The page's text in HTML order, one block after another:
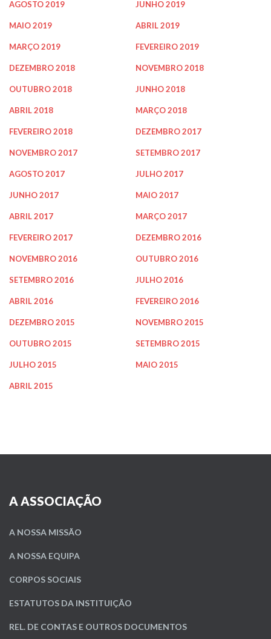
AGOSTO 2019 JUNHO 2019
MAIO 2019 ABRIL 2019
MARÇO 2019 FEVEREIRO 2019
DEZEMBRO 2018 NOVEMBRO 2018
OUTUBRO 2018 JUNHO 2018
ABRIL 2018 MARÇO 2018
FEVEREIRO 2018 DEZEMBRO 2017
NOVEMBRO 2017 SETEMBRO 2017
AGOSTO 2017 JULHO 2017
JUNHO 2017 MAIO 2017
ABRIL 2017 MARÇO 2017
FEVEREIRO 2017 DEZEMBRO 2016
NOVEMBRO 2016 OUTUBRO 2016
SETEMBRO 2016 JULHO 2016
ABRIL 2016 FEVEREIRO 2016
DEZEMBRO 2015 NOVEMBRO 2015
OUTUBRO 2015 SETEMBRO 2015
JULHO 2015 MAIO 2015
ABRIL 2015
A ASSOCIAÇÃO
A NOSSA MISSÃO
A NOSSA EQUIPA
CORPOS SOCIAIS
ESTATUTOS DA INSTITUIÇÃO
REL. DE CONTAS E OUTROS DOCUMENTOS